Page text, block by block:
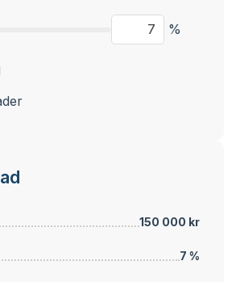
%
150 000 kr
7 %